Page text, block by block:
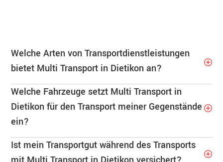
Welche Arten von Transportdienstleistungen
bietet Multi Transport in Dietikon an?
Welche Fahrzeuge setzt Multi Transport in
Dietikon für den Transport meiner Gegenstände
ein?
Ist mein Transportgut während des Transports